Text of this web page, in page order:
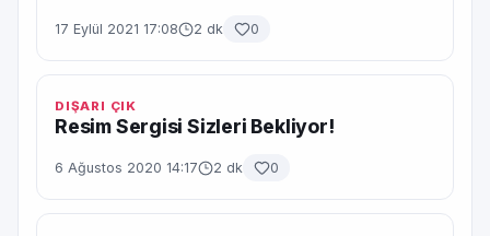
17 Eylül 2021 17:08 2 dk 0
DIŞARI ÇIK
Resim Sergisi Sizleri Bekliyor!
6 Ağustos 2020 14:17 2 dk 0